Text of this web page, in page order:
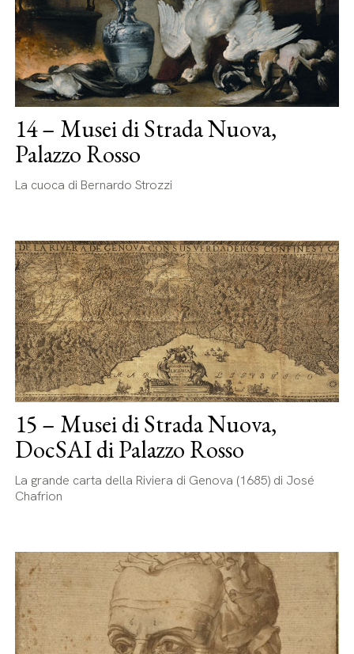
14 – Musei di Strada Nuova,
Palazzo Rosso
La cuoca di Bernardo Strozzi
15 – Musei di Strada Nuova,
DocSAI di Palazzo Rosso
La grande carta della Riviera di Genova (1685) di José
Chafrion